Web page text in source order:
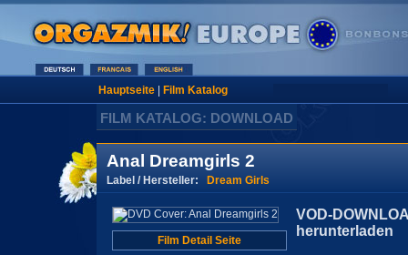
Hauptseite| Film Katalog
FILM KATALOG: DOWNLOAD
Anal Dreamgirls 2
Label / Hersteller: Dream Girls
Film Detail Seite
VOD-
herunterladen